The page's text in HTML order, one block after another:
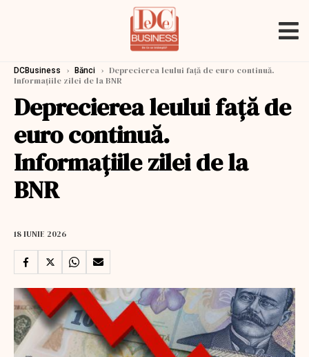
DCBusiness › Bănci › Deprecierea leului faţă de euro continuă.
Informaţiile zilei de la BNR
Deprecierea leului faţă de
euro continuă.
Informaţiile zilei de la
BNR
18 IUNIE 2026